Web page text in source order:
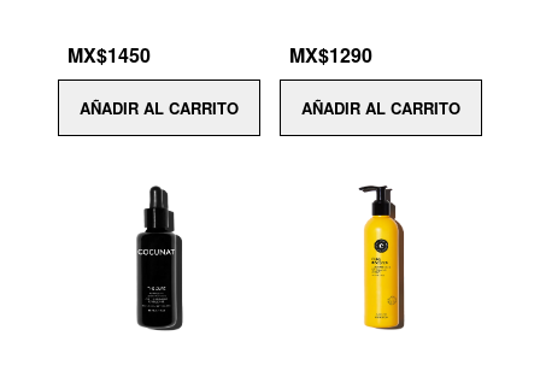
MX$1450
AÑADIR AL CARRITO
MX$1290
AÑADIR AL CARRITO